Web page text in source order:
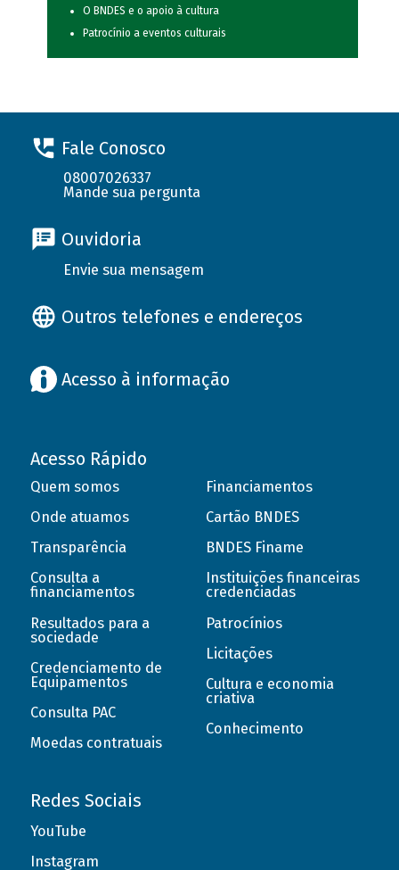
O BNDES e o apoio à cultura
Patrocínio a eventos culturais
Fale Conosco
08007026337
Mande sua pergunta
Ouvidoria
Envie sua mensagem
Outros telefones e endereços
Acesso à informação
Acesso Rápido
Quem somos
Onde atuamos
Transparência
Consulta a
financiamentos
Resultados para a
sociedade
Credenciamento de
Equipamentos
Consulta PAC
Moedas contratuais
Financiamentos
Cartão BNDES
BNDES Finame
Instituições financeiras
credenciadas
Patrocínios
Licitações
Cultura e economia
criativa
Conhecimento
Redes Sociais
YouTube
Instagram